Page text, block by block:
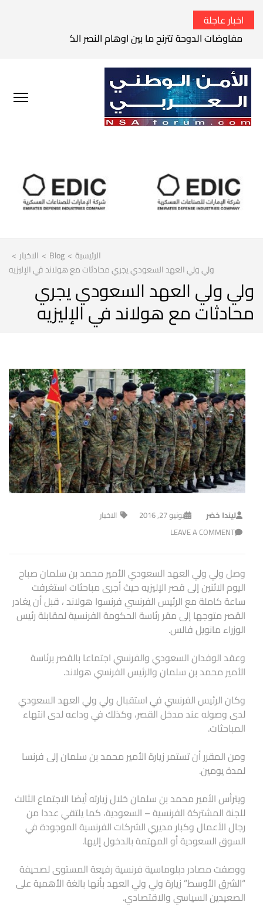
اخبار عاجلة
مفاوضات الدوحة تترنح ما بين اوهام النصر الكامل وواقع
الرئيسية >
Blog
> الاخبار >
ولي ولي العهد السعودي يجري محادثات مع هولاند في الإليزيه
ولي ولي العهد السعودي يجري
محادثات مع هولاند في الإليزيه
ليندا خضر يونيو 27, 2016
الاخبار
LEAVE A COMMENT
وصل ولي ولي العهد السعودي الأمير محمد بن سلمان صباح
اليوم الاثنين إلى قصر الإليزيه حيث أجرى مباحثات استغرفت
ساعة كاملة مع الرئيس الفرنسي فرنسوا هولاند ، قبل أن يغادر
القصر متوجها إلى مقر رئاسة الحكومة الفرنسية لمقابلة رئيس
الوزراء مانويل فالس.
وعقد الوفدان السعودي والفرنسي اجتماعا بالقصر برئاسة
الأمير محمد بن سلمان والرئيس الفرنسي هولاند.
وكان الرئيس الفرنسي في استقبال ولي ولي العهد السعودي
لدى وصوله عند مدخل القصر، وكذلك في وداعه لدى انتهاء
المباحثات.
ومن المقرر أن تستمر زيارة الأمير محمد بن سلمان إلى فرنسا
لمدة يومين.
ويترأس الأمير محمد بن سلمان خلال زيارته أيضا الاجتماع الثالث
للجنة المشتركة الفرنسية – السعودية، كما يلتقي عددا من
رجال الأعمال وكبار مديري الشركات الفرنسية الموجودة في
السوق السعودية أو المهتمة بالدخول إليها.
ووصفت مصادر دبلوماسية فرنسية رفيعة المستوى لصحيفة
“الشرق الأوسط” زيارة ولي ولي العهد بأنها بالغة الأهمية على
الصعيدين السياسي والاقتصادي.